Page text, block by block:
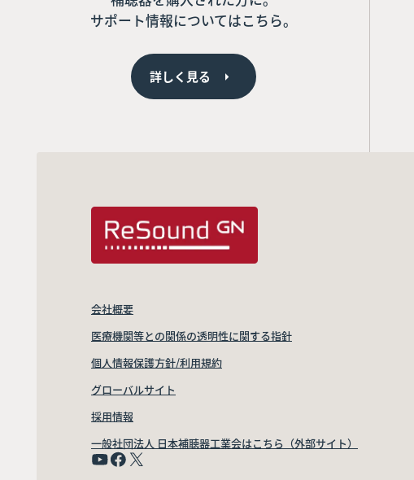
サポート情報についてはこちら。
詳しく見る
会社概要
医療機関等との関係の透明性に関する指針
個人情報保護方針/利用規約
グローバルサイト
採用情報
一般社団法人 日本補聴器工業会はこちら（外部サイト）